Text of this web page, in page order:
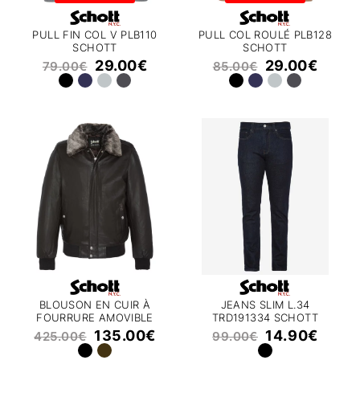
PULL FIN COL V PLB110
SCHOTT
79.00€ 29.00€
PULL COL ROULÉ PLB128
SCHOTT
85.00€ 29.00€
BLOUSON EN CUIR À
FOURRURE AMOVIBLE
LCCRUSE2 SCHOTT
425.00€ 135.00€
JEANS SLIM L.34
TRD191334 SCHOTT
99.00€ 14.90€